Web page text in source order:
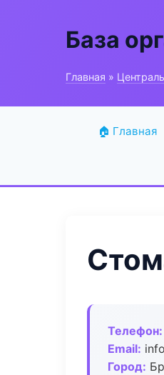
База
Главная »
🏠 Главная
Телефон:
Email:
Город: